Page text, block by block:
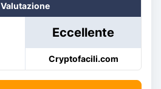
Valutazione
Eccellente
Cryptofacili.com